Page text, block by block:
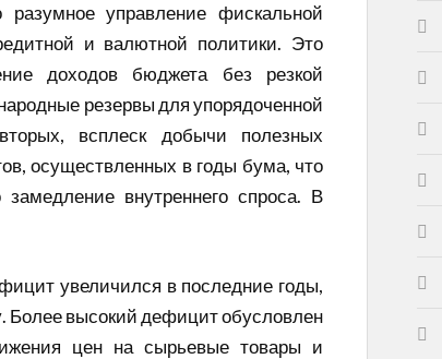
управление фискальной
и валютной политики. Это
доходов бюджета без резкой
резервы для упорядоченной
всплеск добычи полезных
осуществленных в годы бума, что
внутреннего спроса. В
увеличился в последние годы,
Более высокий дефицит обусловлен
цен на сырьевые товары и